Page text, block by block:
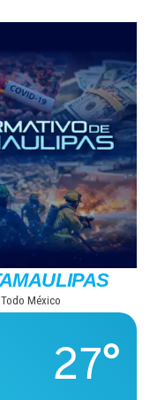
México
27°